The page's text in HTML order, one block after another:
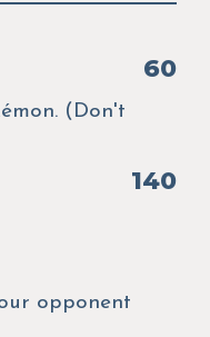
60
(Don't
140
opponent